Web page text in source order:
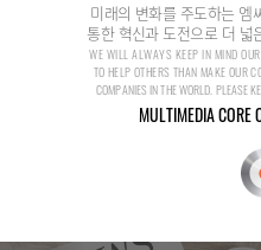
미래의 변화를 주도하는 엠
통한 혁신과 도전으로 더 넓
WE WILL ALWAYS KEEP IN MIND
TO HELP OTHERS THAN MAKE OUR
COMPANIES IN THE WORLD. PLEASE
MULTIMEDIA CORE